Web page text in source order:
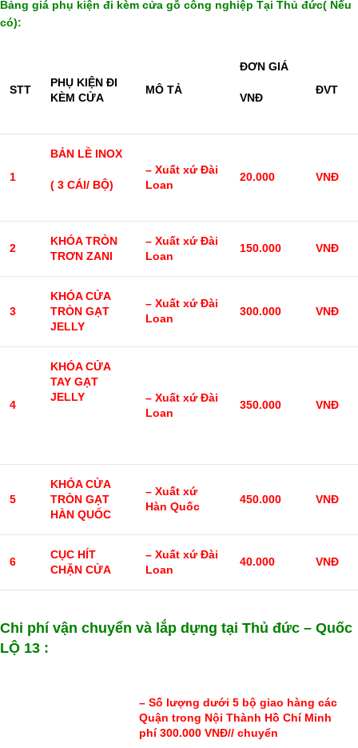
Bảng giá phụ kiện đi kèm cửa gỗ công nghiệp Tại Thủ đức( Nếu
có):
STT
PHỤ KIỆN ĐI
KÈM CỬA
MÔ TẢ
ĐƠN GIÁ
VNĐ
ĐVT
1
BẢN LỀ INOX
( 3 CÁI/ BỘ)
– Xuất xứ Đài
Loan
20.000 VNĐ
2
KHÓA TRÒN
TRƠN ZANI
– Xuất xứ Đài
Loan
150.000 VNĐ
3
KHÓA CỬA
TRÒN GẠT
JELLY
– Xuất xứ Đài
Loan
300.000 VNĐ
4
KHÓA CỬA
TAY GẠT
JELLY
– Xuất xứ Đài
Loan
350.000 VNĐ
5
KHÓA CỬA
TRÒN GẠT
HÀN QUỐC
– Xuất xứ
Hàn Quốc
450.000 VNĐ
6
CỤC HÍT
CHẶN CỬA
– Xuất xứ Đài
Loan
40.000 VNĐ
Chi phí vận chuyển và lắp dựng tại Thủ đức – Quốc
LỘ 13 :
– Số lượng dưới 5 bộ giao hàng các
Quận trong Nội Thành Hồ Chí Minh
phí 300.000 VNĐ// chuyển